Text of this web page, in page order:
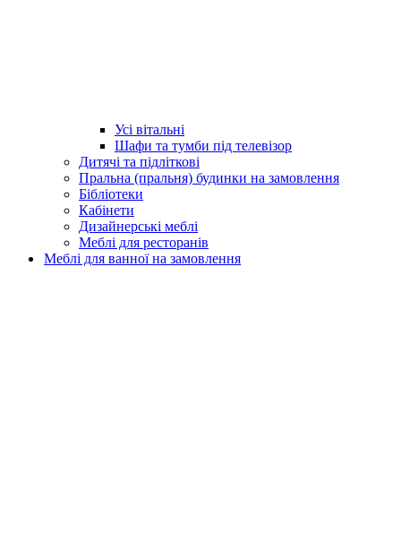
Усі вітальні
Шафи та тумби під телевізор
Дитячі та підліткові
Пральна (пральня) будинки на замовлення
Бібліотеки
Кабінети
Дизайнерські меблі
Меблі для ресторанів
Меблі для ванної на замовлення